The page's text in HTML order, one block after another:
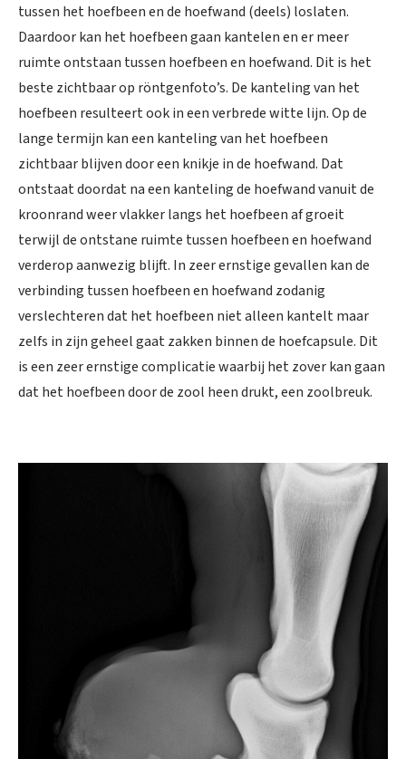
tussen het hoefbeen en de hoefwand (deels) loslaten.
Daardoor kan het hoefbeen gaan kantelen en er meer
ruimte ontstaan tussen hoefbeen en hoefwand. Dit is het
beste zichtbaar op röntgenfoto’s. De kanteling van het
hoefbeen resulteert ook in een verbrede witte lijn. Op de
lange termijn kan een kanteling van het hoefbeen
zichtbaar blijven door een knikje in de hoefwand. Dat
ontstaat doordat na een kanteling de hoefwand vanuit de
kroonrand weer vlakker langs het hoefbeen af groeit
terwijl de ontstane ruimte tussen hoefbeen en hoefwand
verderop aanwezig blijft. In zeer ernstige gevallen kan de
verbinding tussen hoefbeen en hoefwand zodanig
verslechteren dat het hoefbeen niet alleen kantelt maar
zelfs in zijn geheel gaat zakken binnen de hoefcapsule. Dit
is een zeer ernstige complicatie waarbij het zover kan gaan
dat het hoefbeen door de zool heen drukt, een zoolbreuk.